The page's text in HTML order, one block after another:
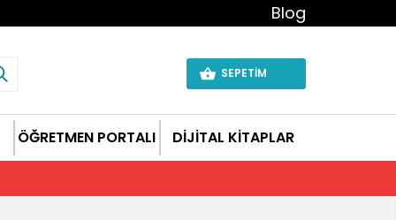
Blog
SEPETİM
ÖĞRETMEN PORTALI DİJİTAL KİTAPLAR